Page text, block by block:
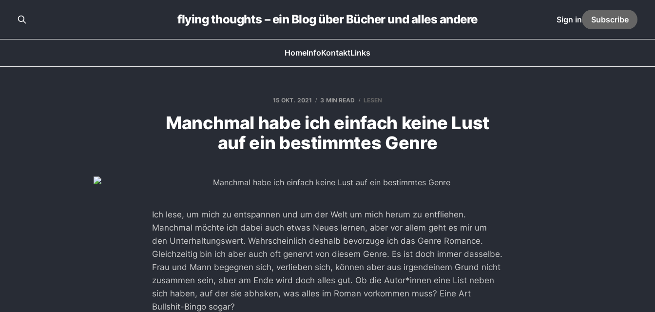
flying thoughts – ein Blog über Bücher und alles andere
HomeInfoKontaktLinks
Sign in Subscribe
15 OKT. 2021 3 MIN READ LESEN
Manchmal habe ich einfach keine Lust
auf ein bestimmtes Genre
Ich lese, um mich zu entspannen und um der Welt um mich herum zu entfliehen.
Manchmal möchte ich dabei auch etwas Neues lernen, aber vor allem geht es mir um
den Unterhaltungswert. Wahrscheinlich deshalb bevorzuge ich das Genre Romance.
Gleichzeitig bin ich aber auch oft genervt von diesem Genre. Es ist doch immer dasselbe.
Frau und Mann begegnen sich, verlieben sich, können aber aus irgendeinem Grund nicht
zusammen sein, aber am Ende wird doch alles gut. Ob die Autor*innen eine List neben
sich haben, auf der sie abhaken, was alles im Roman vorkommen muss? Eine Art
Bullshit-Bingo sogar?